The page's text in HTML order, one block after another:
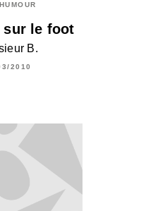
sur le foot
B.
2010